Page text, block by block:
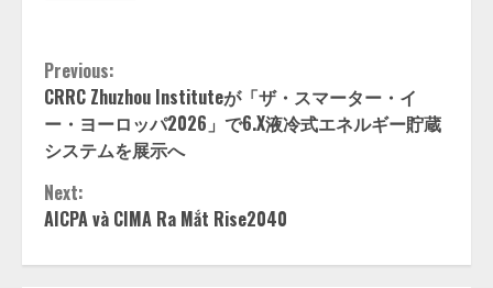
Continue
Reading
Previous:
CRRC Zhuzhou Instituteが「ザ・スマーター・イ
ー・ヨーロッパ2026」で6.X液冷式エネルギー貯蔵
システムを展示へ
Next:
AICPA và CIMA Ra Mắt Rise2040